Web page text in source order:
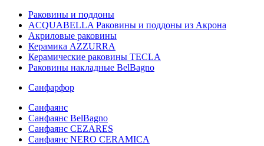
Раковины и поддоны
ACQUABELLA Раковины и поддоны из Акрона
Акриловые раковины
Керамика AZZURRA
Керамические раковины TECLA
Раковины накладные BelBagno
Санфарфор
Санфаянс
Санфаянс BelBagno
Санфаянс CEZARES
Санфаянс NERO CERAMICA